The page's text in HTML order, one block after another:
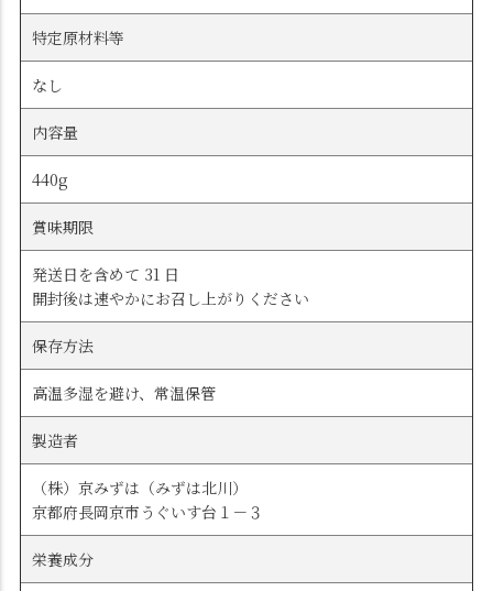
特定原材料等
なし
内容量
440g
賞味期限
発送日を含めて 31 日
開封後は速やかにお召し上がりください
保存方法
高温多湿を避け、常温保管
製造者
（株）京みずは（みずは北川）
京都府長岡京市うぐいす台１－３
栄養成分